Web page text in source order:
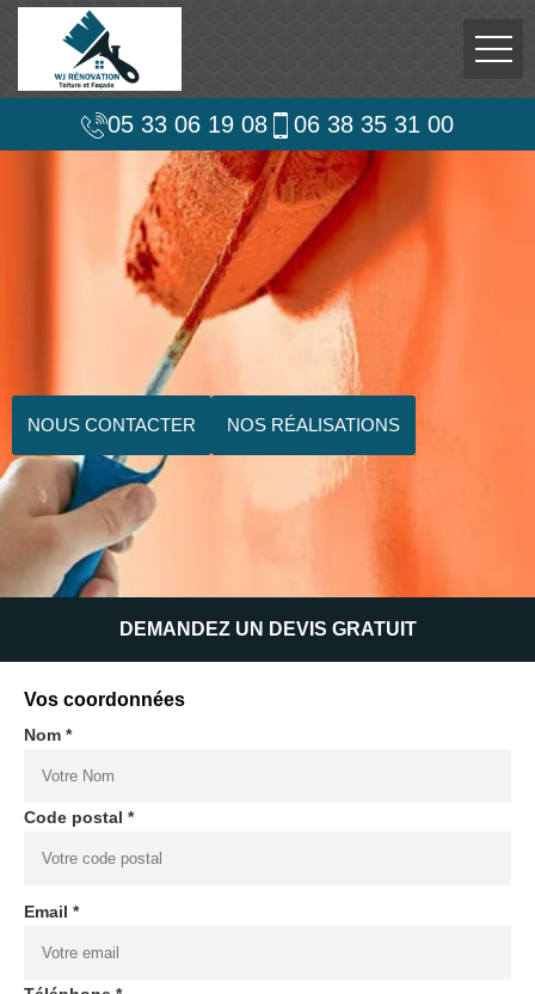
05 33 06 19 08 06 38 35 31 00
NOUS CONTACTER NOS RÉALISATIONS
DEMANDEZ UN DEVIS GRATUIT
Vos coordonnées
Nom *
Code postal *
Email *